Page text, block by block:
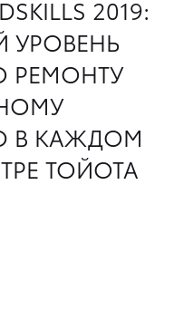
2019:
РЕМОНТУ
В КАЖДОМ
ТОЙОТА